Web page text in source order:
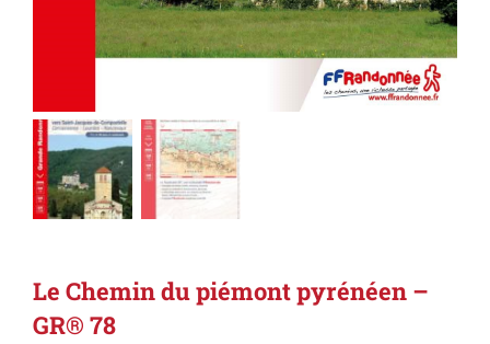
Le Chemin du piémont pyrénéen –
GR® 78